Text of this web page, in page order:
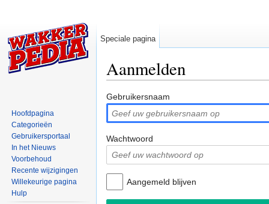
Aanmelden
Gebruikersnaam
Wachtwoord
Aangemeld blijven
Speciale pagina
Hoofdpagina
Categorieën
Gebruikersportaal
In het Nieuws
Voorbehoud
Recente wijzigingen
Willekeurige pagina
Hulp